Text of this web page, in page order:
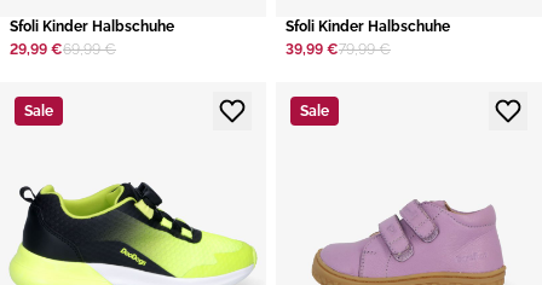
Sfoli Kinder Halbschuhe
29,99 €69,99 €
Sfoli Kinder Halbschuhe
39,99 €79,99 €
Sale Sale